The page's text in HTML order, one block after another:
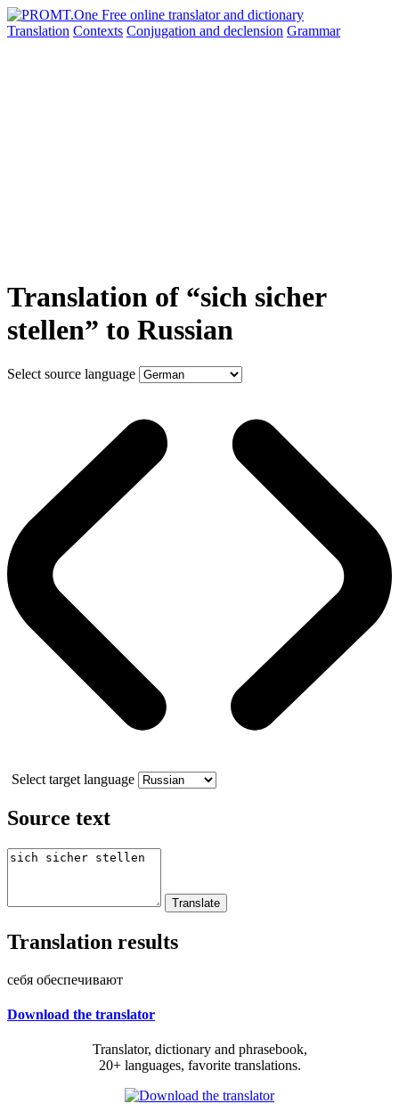
Translation Contexts Conjugation and declension Grammar
Translation of “sich sicher
stellen” to Russian
Select source language
Select target language
Source text
Translation results
себя обеспечивают
Download the translator
Translator, dictionary and phrasebook,
20+ languages, favorite translations.